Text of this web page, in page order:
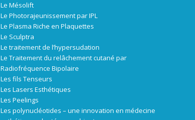
Le Mésolift
Le Photorajeunissement par IPL
Le Plasma Riche en Plaquettes
Le Sculptra
Le traitement de l’hypersudation
Le Traitement du relâchement cutané par
Radiofréquence Bipolaire
Les fils Tenseurs
Les Lasers Esthétiques
Les Peelings
Les polynucléotides – une innovation en médecine